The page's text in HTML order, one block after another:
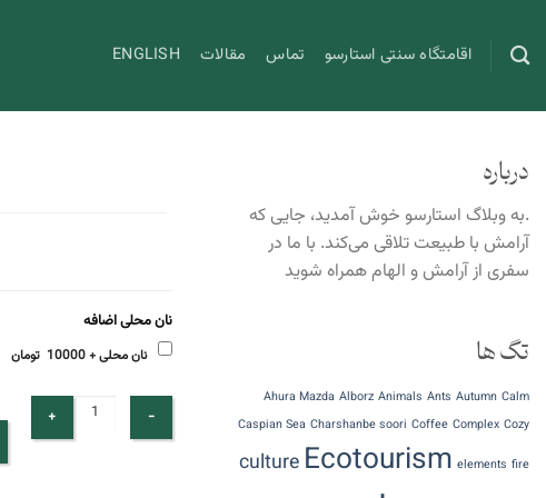
content
اقامتگاه سنتی استارسو تماس مقالات ENGLISH
نان محلی اضافه
نان محلی + 10000 تومان
درباره
.به وبلاگ استارسو خوش آمدید، جایی که
آرامش با طبیعت تلاقی می‌کند. با ما در
سفری از آرامش و الهام همراه شوید
تگ ها
Ahura Mazda Alborz Animals Ants Autumn Calm
Caspian Sea Charshanbe soori Coffee Complex Cozy
culture Ecotourism elements fire